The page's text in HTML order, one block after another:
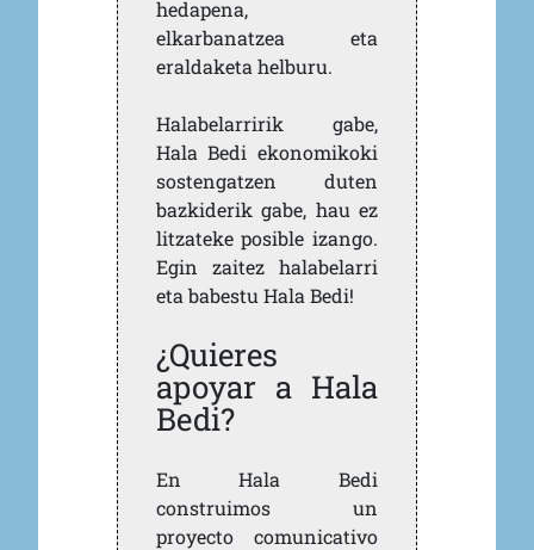
hedapena,
elkarbanatzea eta
eraldaketa helburu.
Halabelarririk gabe,
Hala Bedi ekonomikoki
sostengatzen duten
bazkiderik gabe, hau ez
litzateke posible izango.
Egin zaitez halabelarri
eta babestu Hala Bedi!
¿Quieres
apoyar a Hala
Bedi?
En Hala Bedi
construimos un
proyecto comunicativo